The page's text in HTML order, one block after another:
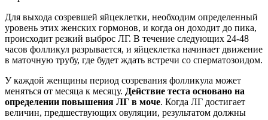
Для выхода созревшей яйцеклетки, необходим определенный
уровень этих женских гормонов, и когда он доходит до пика,
происходит резкий выброс ЛГ. В течение следующих 24-48
часов фолликул разрывается, и яйцеклетка начинает движение
в маточную трубу, где будет ждать встречи со сперматозоидом.
У каждой женщины период созревания фолликула может
меняться от месяца к месяцу. Действие теста основано на
определении повышения ЛГ в моче. Когда ЛГ достигает
величин, предшествующих овуляции, результатом должны